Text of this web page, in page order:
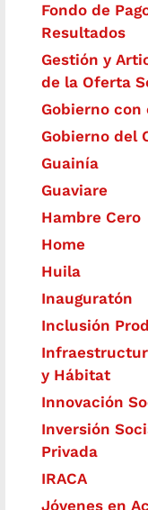
Fondo de
Resultados
Gestión y
de la Oferta
Gobierno con
Gobierno del
Guainía
Guaviare
Hambre Cero
Home
Huila
Inauguratón
Inclusión
y Hábitat
​Innovación
Inversión
Privada
IRACA
Jóvenes en